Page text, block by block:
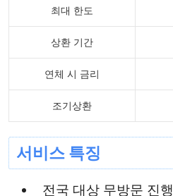
최대 한도
상환 기간
연체 시 금리
조기상환
서비스 특징
전국 대상 무방문 진행